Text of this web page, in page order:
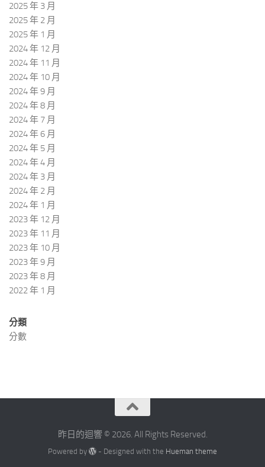
2025 年 3 月
2025 年 2 月
2025 年 1 月
2024 年 12 月
2024 年 11 月
2024 年 10 月
2024 年 9 月
2024 年 8 月
2024 年 7 月
2024 年 6 月
2024 年 5 月
2024 年 4 月
2024 年 3 月
2024 年 2 月
2024 年 1 月
2023 年 12 月
2023 年 11 月
2023 年 10 月
2023 年 9 月
2023 年 8 月
2022 年 1 月
分類
分數
昨日的迴響 © 2026. All Rights Reserved.
Powered by - Designed with the Hueman theme